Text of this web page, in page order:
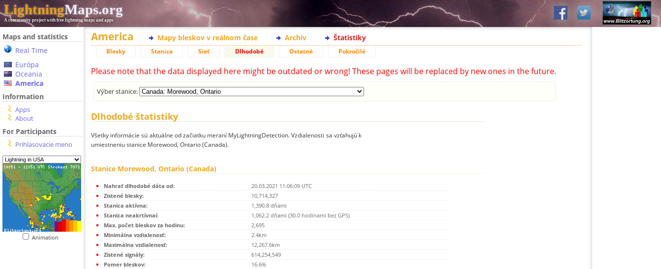
LightningMaps.org
A community project with free lightning maps and apps
Maps and statistics
Real Time
Európa
Oceania
America
Information
Apps
About
For Participants
Prihlasovacie meno
Animation
America Mapy bleskov v reálnom čase Archív Štatistiky
Blesky Stanica Sieť Dlhodobé Ostatné Pokročilé
Please note that the data displayed here might be outdated or wrong! These pages will be replaced by new ones in the future.
Výber stanice:
Dlhodobé štatistiky
Všetky informácie sú aktuálne od začiatku meraní MyLightningDetection. Vzdialenosti sa vzťahujú k
umiestneniu stanice Morewood, Ontario (Canada).
Stanice Morewood, Ontario (Canada)
Nahrať dlhodobé dáta od:
20.03.2021 11:06:09 UTC
Zistené blesky:
10,714,327
Stanica aktívna:
1,390.8 dňami
Stanica neakrtívnaí:
1,062.2 dňami (30.0 hodinami bez GPS)
Max. počet bleskov za hodinu:
2,695
Minimálna vzdialenosť:
2.4km
Maximálna vzdialenosť:
12,267.6km
Zistené signály:
614,254,549
Pomer bleskov:
16.6%